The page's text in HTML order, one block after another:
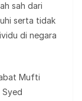
sah dari
serta tidak
di negara
Mufti
Syed